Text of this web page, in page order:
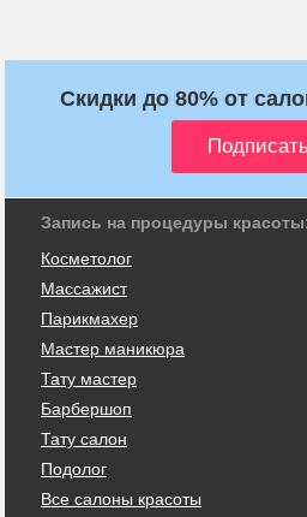
Скидки до 80% от
Запись на процедуры
Косметолог
Массажист
Парикмахер
Мастер маникюра
Тату мастер
Барбершоп
Тату салон
Подолог
Все салоны красоты